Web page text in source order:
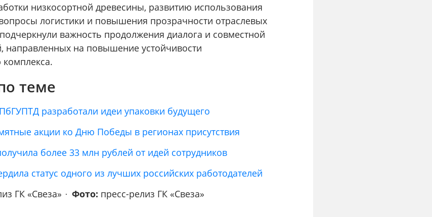
низкосортной древесины, развитию использования
логистики и повышения прозрачности отраслевых
важность продолжения диалога и совместной
направленных на повышение устойчивости
теме
разработали идеи упаковки будущего
акции ко Дню Победы в регионах присутствия
более 33 млн рублей от идей сотрудников
статус одного из лучших российских работодателей
ГК «Свеза» Фото: пресс-релиз ГК «Свеза»